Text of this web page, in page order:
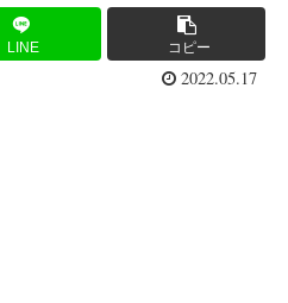
LINE コピー
2022.05.17